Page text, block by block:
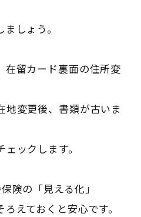
しょう。
在留カード裏面の住所変
地変更後、書類が古いま
ックします。
険の「見える化」
えておくと安心です。